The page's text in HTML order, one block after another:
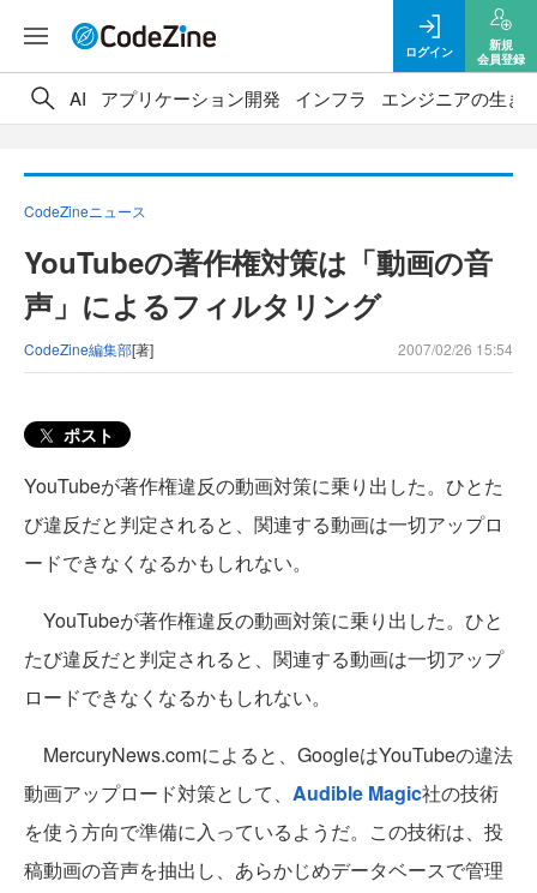
ログイン
新規
会員登録
AI アプリケーション開発 インフラ エンジニアの生き
CodeZineニュース
YouTubeの著作権対策は「動画の音
声」によるフィルタリング
CodeZine編集部[著] 2007/02/26 15:54
ポスト
YouTubeが著作権違反の動画対策に乗り出した。ひとた
び違反だと判定されると、関連する動画は一切アップロ
ードできなくなるかもしれない。
YouTubeが著作権違反の動画対策に乗り出した。ひと
たび違反だと判定されると、関連する動画は一切アップ
ロードできなくなるかもしれない。
MercuryNews.comによると、GoogleはYouTubeの違法
動画アップロード対策として、 Audible Magic社の技術
を使う方向で準備に入っているようだ。この技術は、投
稿動画の音声を抽出し、あらかじめデータベースで管理